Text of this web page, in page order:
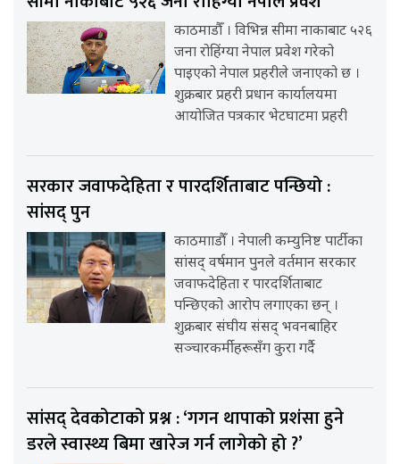
काठमाडौँ । विभिन्न सीमा नाकाबाट ५२६
जना रोहिंग्या नेपाल प्रवेश गरेको
पाइएको नेपाल प्रहरीले जनाएको छ ।
शुक्रबार प्रहरी प्रधान कार्यालयमा
आयोजित पत्रकार भेटघाटमा प्रहरी
सरकार जवाफदेहिता र पारदर्शिताबाट पन्छियो :
सांसद् पुन
काठमााडौँ । नेपाली कम्युनिष्ट पार्टीका
सांसद् वर्षमान पुनले वर्तमान सरकार
जवाफदेहिता र पारदर्शिताबाट
पन्छिएको आरोप लगाएका छन् ।
शुक्रबार संघीय संसद् भवनबाहिर
सञ्चारकर्मीहरूसँग कुरा गर्दै
सांसद् देवकोटाको प्रश्न : ‘गगन थापाको प्रशंसा हुने
डरले स्वास्थ्य बिमा खारेज गर्न लागेको हो ?’